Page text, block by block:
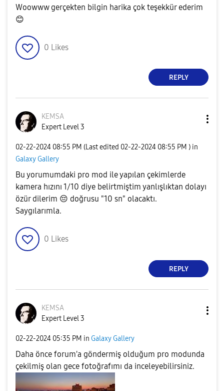
Woowww gerçekten bilgin harika çok teşekkür ederim
😊
0 Likes
REPLY
KEMSA
Expert Level 3
‎02-22-2024 08:55 PM (Last edited ‎02-22-2024 08:55 PM ) in
Galaxy Gallery
Bu yorumumdaki pro mod ile yapılan çekimlerde
kamera hızını 1/10 diye belirtmiştim yanlışlıktan dolayı
özür dilerim 😔 doğrusu "10 sn" olacaktı.
Saygılarımla.
0 Likes
REPLY
KEMSA
Expert Level 3
‎02-22-2024 05:35 PM in Galaxy Gallery
Daha önce forum'a göndermiş olduğum pro modunda
çekilmiş olan gece fotoğrafımı da inceleyebilirsiniz.